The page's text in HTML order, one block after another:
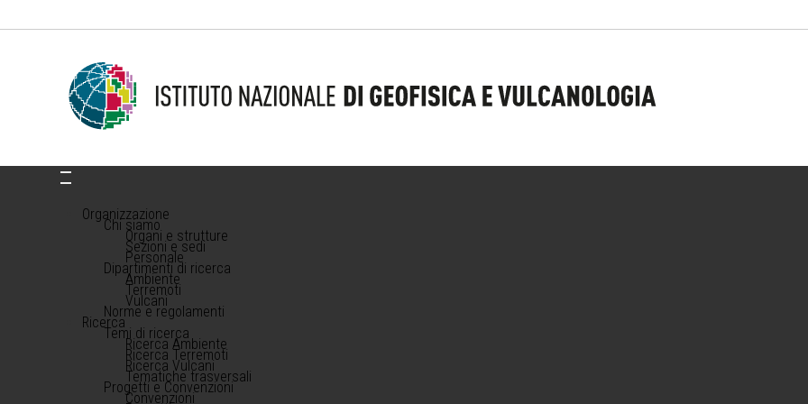
Organizzazione
Chi siamo
Organi e strutture
Sezioni e sedi
Personale
Dipartimenti di ricerca
Ambiente
Terremoti
Vulcani
Norme e regolamenti
Ricerca
Temi di ricerca
Ricerca Ambiente
Ricerca Terremoti
Ricerca Vulcani
Tematiche trasversali
Progetti e Convenzioni
Convenzioni